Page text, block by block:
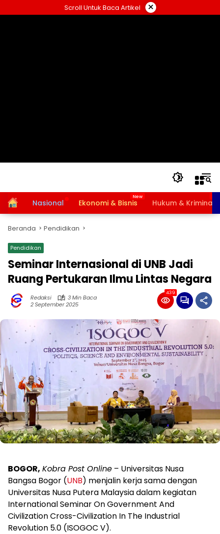
ke
Scroll Untuk Baca Artikel ×
HomeNasional Ekonomi & Bisnis Hukum & Kriminal
Beranda Pendidikan
Pendidikan
Seminar Internasional di UNB Jadi
Ruang Pertukaran Ilmu Lintas Negara
Redaksi
3 Min Baca
2 September 2025
439
BOGOR, Kobra Post Online – Universitas Nusa
Bangsa Bogor (UNB) menjalin kerja sama dengan
Universitas Nusa Putera Malaysia dalam kegiatan
International Seminar On Government And
Civilization Cross-Civilization In The Industrial
Revolution 5.0 (ISOGOC V).